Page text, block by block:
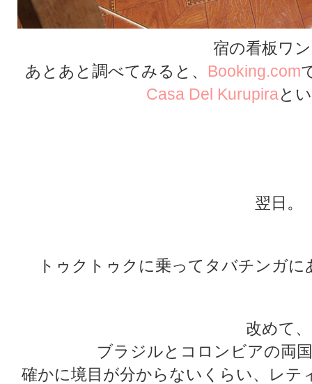
宿の看板ワ
あとあと調べてみると、 Booking.com
Casa Del Kurupiraと
翌日。
トゥクトゥクに乗ってタバチンガ
改めて、
ブラジルとコロンビアの両
確かに境目が分からないくらい、レ